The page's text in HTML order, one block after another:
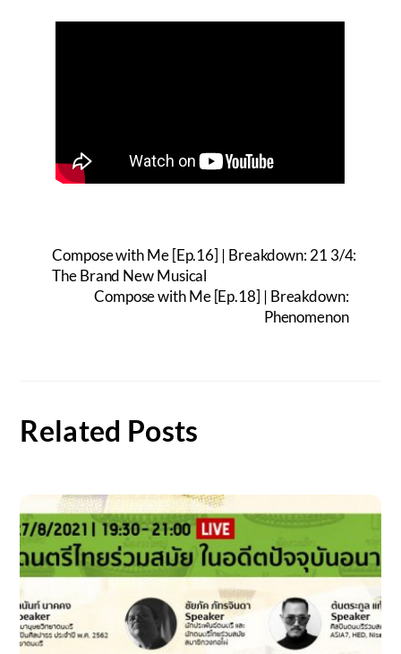
Compose with Me [Ep.16] | Breakdown: 21 3/4:
The Brand New Musical
Compose with Me [Ep.18] | Breakdown:
Phenomenon
Related Posts